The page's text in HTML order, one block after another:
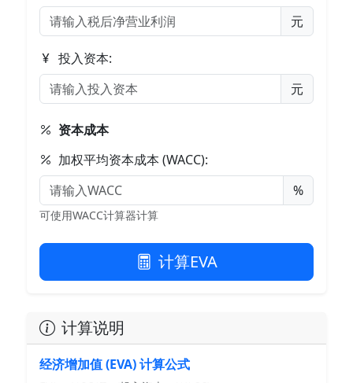
元
投入资本:
元
资本成本
加权平均资本成本 (WACC):
%
可使用WACC计算器计算
计算EVA
计算说明
经济增加值 (EVA) 计算公式